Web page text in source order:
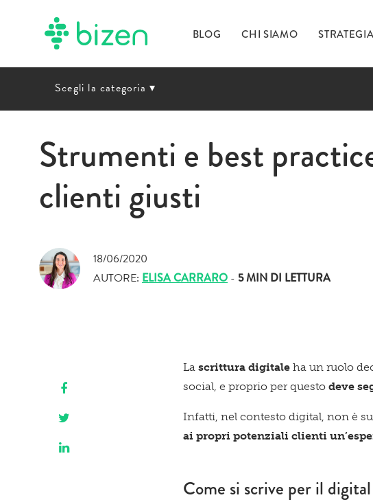
BLOG CHI SIAMO STRATEGIA
Scegli la categoria ▾
Strumenti e best
clienti giusti
18/06/2020
AUTORE: ELISA CARRARO - 5 MIN DI LETTURA
La scrittura digitale ha un ruolo
social, e proprio per questodeve
Infatti, nel contesto digital, non è
ai propri potenziali clienti
Come si scrive per il